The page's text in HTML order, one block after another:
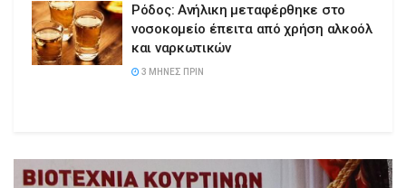
Ρόδος: Ανήλικη μεταφέρθηκε στο
νοσοκομείο έπειτα από χρήση αλκοόλ
και ναρκωτικών
3 ΜΉΝΕΣ ΠΡΙΝ